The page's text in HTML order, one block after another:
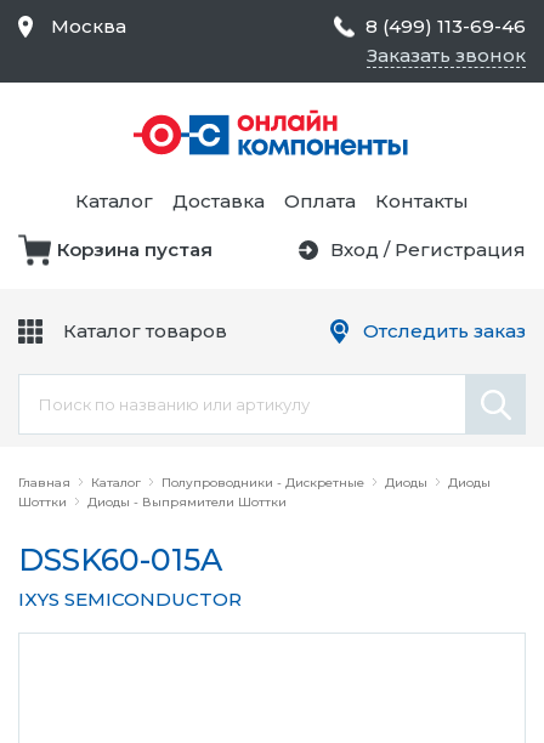
Главная Каталог Полупроводники - Дискретные Диоды
Диоды
Шоттки
Диоды - Выпрямители Шоттки
DSSK60-015A
IXYS SEMICONDUCTOR
Москва
8 (499) 113-69-46
Заказать звонок
Каталог Доставка Оплата Контакты
Корзина пустая Вход / Регистрация
Каталог товаров
Средства Контроля
Статического
Электричества и
Безопасности,
Товары для Чистых
Цепи
Оборудование
Отследить заказ